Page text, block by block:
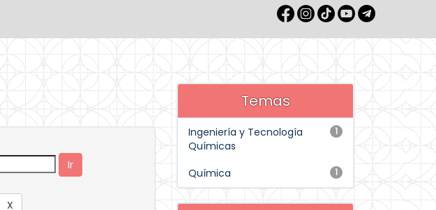
Temas
1
Ingeniería y Tecnología
Químicas
1
Química